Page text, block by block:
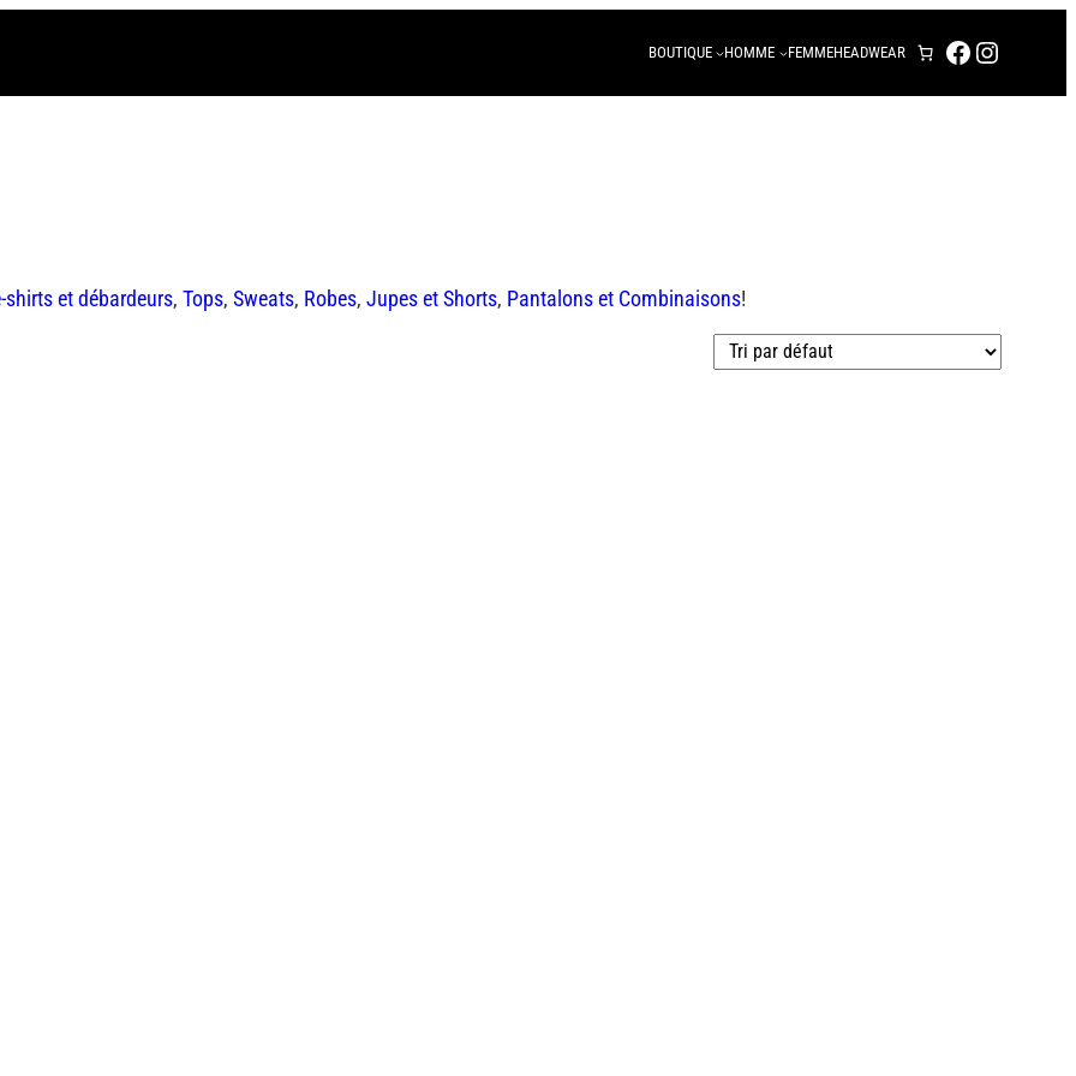
BOUTIQUE HOMME FEMMEHEADWEAR FACEBOOK
shirts et débardeurs, Tops, Sweats, Robes, Jupes et Shorts, Pantalons et Combinaisons!